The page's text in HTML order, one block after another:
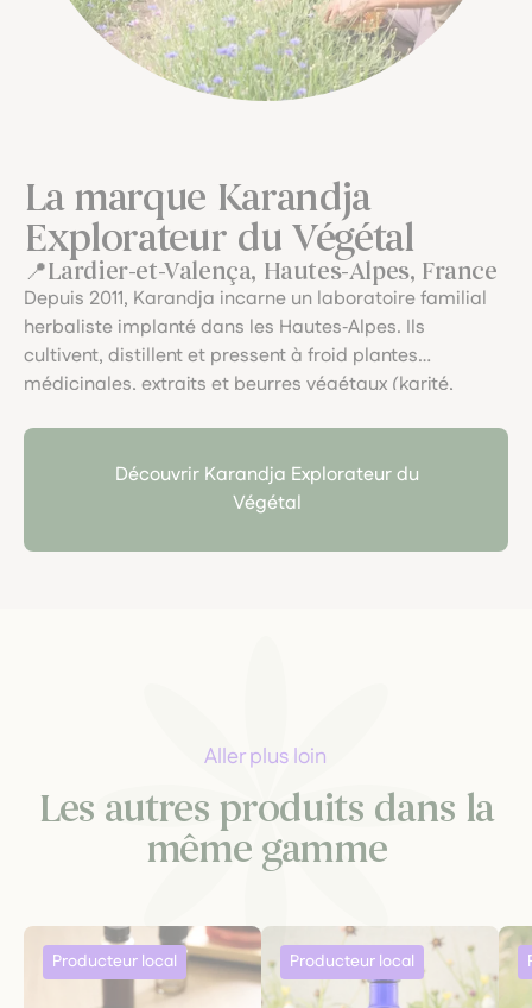
La marque Karandja
Explorateur du Végétal
Lardier-et-Valença, Hautes-Alpes, France
Depuis 2011, Karandja incarne un laboratoire familial
herbaliste implanté dans les Hautes‑Alpes. Ils
cultivent, distillent et pressent à froid plantes
médicinales, extraits et beurres végétaux (karité,
écoresponsable. Le soin du végétal, la traçabilité, et
l’art du fait main y sont célébrés dans chaque pot.
Découvrir Karandja Explorateur du
Végétal
Aller plus loin
Les autres produits dans la
même gamme